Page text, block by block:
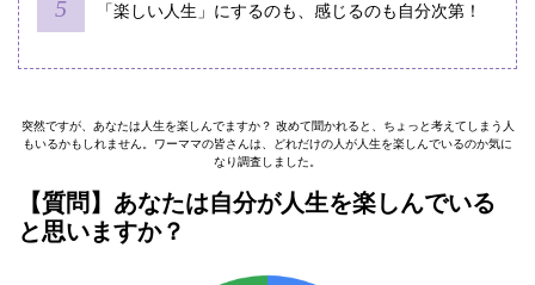
「楽しい人生」にするのも、感じるのも自分次第！
突然ですが、あなたは人生を楽しんでますか？ 改めて聞かれると、ちょっと考えてしまう人
もいるかもしれません。ワーママの皆さんは、どれだけの人が人生を楽しんでいるのか気に
なり調査しました。
【質問】あなたは自分が人生を楽しんでいる
と思いますか？